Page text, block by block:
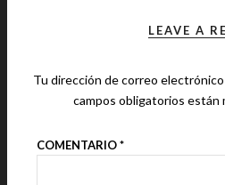
LEAVE A
Tu dirección de correo
campos obligatorios están
COMENTARIO*